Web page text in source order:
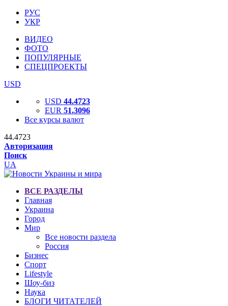
РУС
УКР
ВИДЕО
ФОТО
ПОПУЛЯРНЫЕ
СПЕЦПРОЕКТЫ
USD
USD 44.4723
EUR 51.3096
Все курсы валют
44.4723
Авторизация
Поиск
UA
ВСЕ РАЗДЕЛЫ
Главная
Украина
Город
Мир
Все новости раздела
Россия
Бизнес
Спорт
Lifestyle
Шоу-биз
Наука
БЛОГИ ЧИТАТЕЛЕЙ